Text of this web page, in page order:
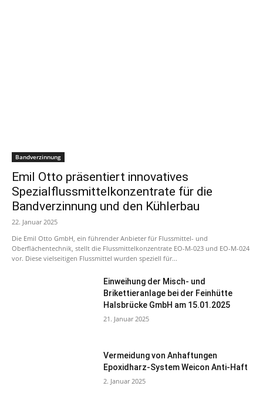
Bandverzinnung
Emil Otto präsentiert innovatives
Spezialflussmittelkonzentrate für die
Bandverzinnung und den Kühlerbau
22. Januar 2025
Die Emil Otto GmbH, ein führender Anbieter für Flussmittel- und
Oberflächentechnik, stellt die Flussmittelkonzentrate EO-M-023 und EO-M-024
vor. Diese vielseitigen Flussmittel wurden speziell für...
Einweihung der Misch- und
Brikettieranlage bei der Feinhütte
Halsbrücke GmbH am 15.01.2025
21. Januar 2025
Vermeidung von Anhaftungen
Epoxidharz-System Weicon Anti-Haft
2. Januar 2025